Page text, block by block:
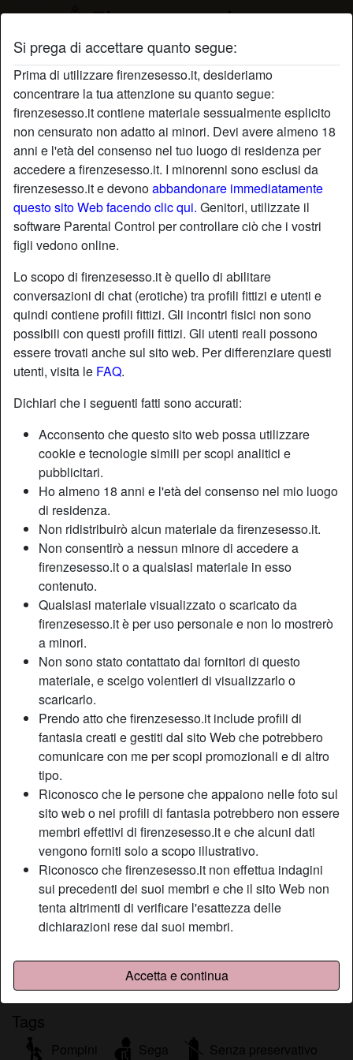
Si prega di accettare quanto segue:
Prima di utilizzare firenzesesso.it, desideriamo
concentrare la tua attenzione su quanto segue:
firenzesesso.it contiene materiale sessualmente esplicito
non censurato non adatto ai minori. Devi avere almeno 18
anni e l'età del consenso nel tuo luogo di residenza per
accedere a firenzesesso.it. I minorenni sono esclusi da
firenzesesso.it e devonoabbandonare immediatamente
questo sito Web facendo clic qui. Genitori, utilizzate il
software Parental Control per controllare ciò che i vostri
figli vedono online.
Lo scopo di firenzesesso.it è quello di abilitare
conversazioni di chat (erotiche) tra profili fittizi e utenti e
quindi contiene profili fittizi. Gli incontri fisici non sono
possibili con questi profili fittizi. Gli utenti reali possono
essere trovati anche sul sito web. Per differenziare questi
utenti, visita le FAQ.
Dichiari che i seguenti fatti sono accurati:
Acconsento che questo sito web possa utilizzare
cookie e tecnologie simili per scopi analitici e
pubblicitari.
Ho almeno 18 anni e l'età del consenso nel mio luogo
di residenza.
Non ridistribuirò alcun materiale da firenzesesso.it.
Non consentirò a nessun minore di accedere a
firenzesesso.it o a qualsiasi materiale in esso
contenuto.
Qualsiasi materiale visualizzato o scaricato da
firenzesesso.it è per uso personale e non lo mostrerò
a minori.
Non sono stato contattato dai fornitori di questo
materiale, e scelgo volentieri di visualizzarlo o
scaricarlo.
Prendo atto che firenzesesso.it include profili di
fantasia creati e gestiti dal sito Web che potrebbero
comunicare con me per scopi promozionali e di altro
tipo.
Riconosco che le persone che appaiono nelle foto sul
sito web o nei profili di fantasia potrebbero non essere
membri effettivi di firenzesesso.it e che alcuni dati
vengono forniti solo a scopo illustrativo.
Riconosco che firenzesesso.it non effettua indagini
sui precedenti dei suoi membri e che il sito Web non
tenta altrimenti di verificare l'esattezza delle
dichiarazioni rese dai suoi membri.
Accetta e continua
Profilo di PadronaPiscopo
star Aggiungi chatChatta adesso
Nickname:
Età:
48
Paese:
Italia
Provincia:
Firenze
Sesso:
Donna
Sessualità:
Relazione:
Relazione aperta
Colore dei capelli:
Bionde
Colore degli occhi:
Verde
Depilata:
Descrizione
Vera Dominatrice e non osare sfidarmi, altrimenti ti punirò
duramente. Sono una delle Mistress di Lecce più esperte e
come me imparerai la vera arte del sadomaso estremo,
scrivimi e scoprirai il verso sesso, ti aspetto, un bacione.
Tags
Pompini Sega Senza preservativo